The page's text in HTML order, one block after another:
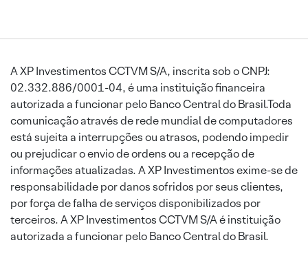
A XP Investimentos CCTVM S/A, inscrita sob o CNPJ:
02.332.886/0001-04, é uma instituição financeira
autorizada a funcionar pelo Banco Central do Brasil.Toda
comunicação através de rede mundial de computadores
está sujeita a interrupções ou atrasos, podendo impedir
ou prejudicar o envio de ordens ou a recepção de
informações atualizadas. A XP Investimentos exime-se de
responsabilidade por danos sofridos por seus clientes,
por força de falha de serviços disponibilizados por
terceiros. A XP Investimentos CCTVM S/A é instituição
autorizada a funcionar pelo Banco Central do Brasil.